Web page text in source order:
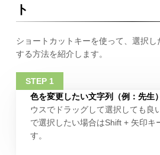
ト
ショートカットキーを使って、選択
する方法を紹介します。
色を変更したい文字列（例：先生
ウスでドラッグして選択しても良
で選択したい場合はShift + 矢印キ
す。